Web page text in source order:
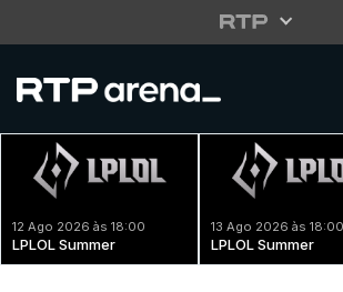
12 Ago 2026 às 18:00
LPLOL Summer
13 Ago 2026 às 18:00
LPLOL Summer